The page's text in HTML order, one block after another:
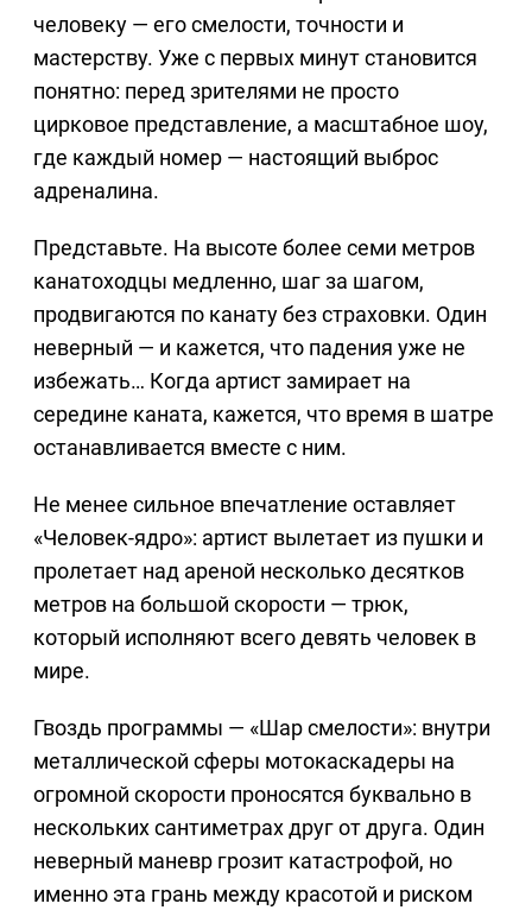
человеку — его смелости, точности и
мастерству. Уже с первых минут становится
понятно: перед зрителями не просто
цирковое представление, а масштабное шоу,
где каждый номер — настоящий выброс
адреналина.
Представьте. На высоте более семи метров
канатоходцы медленно, шаг за шагом,
продвигаются по канату без страховки. Один
неверный — и кажется, что падения уже не
избежать… Когда артист замирает на
середине каната, кажется, что время в шатре
останавливается вместе с ним.
Не менее сильное впечатление оставляет
«Человек-ядро»: артист вылетает из пушки и
пролетает над ареной несколько десятков
метров на большой скорости — трюк,
который исполняют всего девять человек в
мире.
Гвоздь программы — «Шар смелости»: внутри
металлической сферы мотокаскадеры на
огромной скорости проносятся буквально в
нескольких сантиметрах друг от друга. Один
неверный маневр грозит катастрофой, но
именно эта грань между красотой и риском